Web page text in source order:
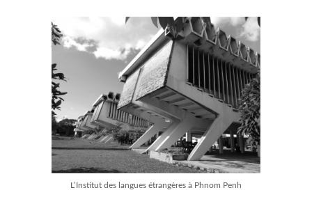
L’Institut des langues étrangères à Phnom Penh